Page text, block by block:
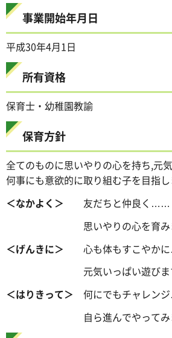
事業開始年月日
平成30年4月1日
所有資格
保育士・幼稚園教諭
保育方針
全てのものに思いやりの心を持ち,元
何事にも意欲的に取り組む子を目指し
＜なかよく＞ 友だちと仲良く……
思いやりの心を育みま
＜げんきに＞ 心も体もすこやか
元気いっぱい遊びます
＜はりきって＞ 何にでもチャレン
自ら進んでやってみま